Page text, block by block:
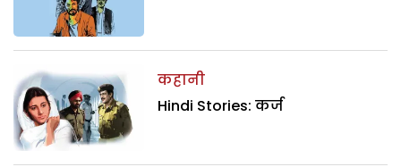
कहानी
Hindi Stories: कर्ज